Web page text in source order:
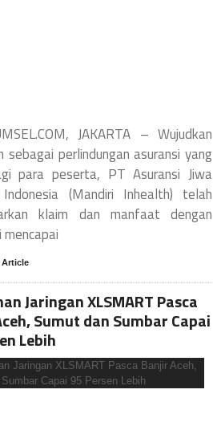
JAKARTA – Wujudkan
sebagai perlindungan asuransi yang
para peserta, PT Asuransi Jiwa
(Mandiri Inhealth) telah
klaim dan manfaat dengan
Article
Jaringan XLSMART Pasca
Sumut dan Sumbar Capai
Lebih